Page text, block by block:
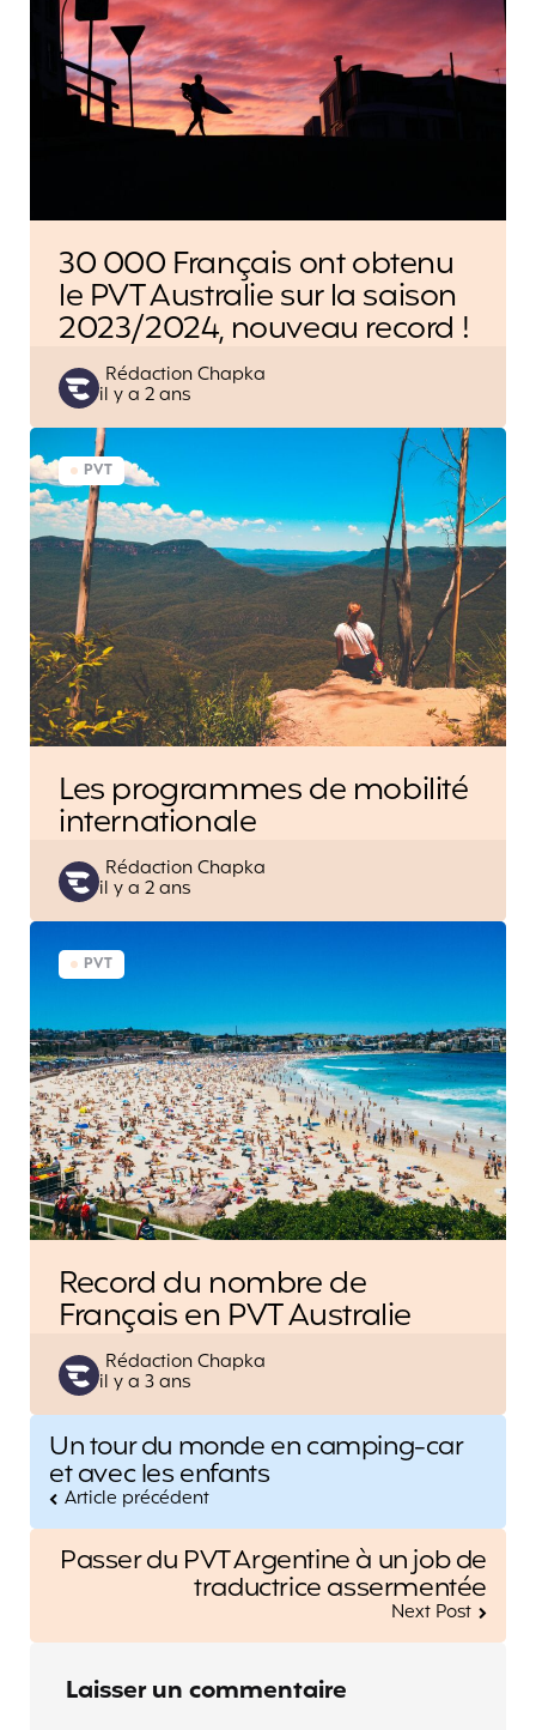
30 000 Français ont obtenu
le PVT Australie sur la saison
2023/2024, nouveau record !
Posted
by
Rédaction Chapka
il y a 2 ans
PVT
Les programmes de mobilité
internationale
Posted
by
Rédaction Chapka
il y a 2 ans
PVT
Record du nombre de
Français en PVT Australie
Posted
by
Rédaction Chapka
il y a 3 ans
Post
navigation
Un tour du monde en camping-car
et avec les enfants
Article précédent
Passer du PVT Argentine à un job de
traductrice assermentée
Next Post
Laisser un commentaire